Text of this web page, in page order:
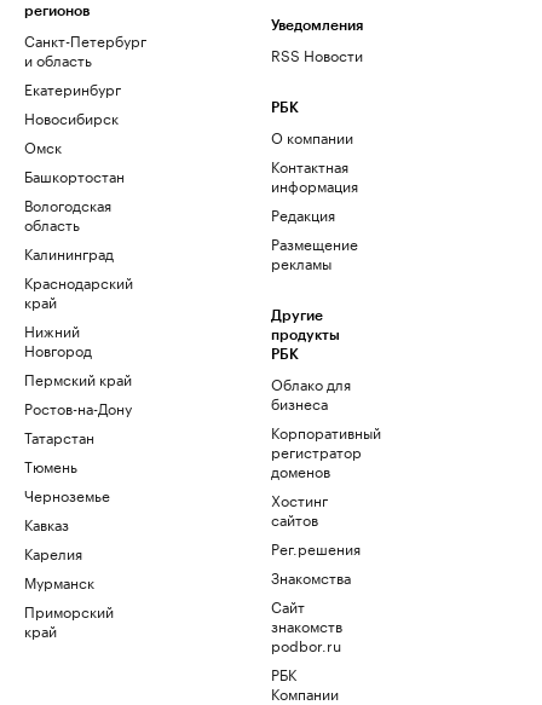
регионов
Санкт-Петербург
и область
Екатеринбург
Новосибирск
Омск
Башкортостан
Вологодская
область
Калининград
Краснодарский
край
Нижний
Новгород
Пермский край
Ростов-на-Дону
Татарстан
Тюмень
Черноземье
Кавказ
Карелия
Мурманск
Приморский
край
Уведомления
RSS Новости
РБК
О компании
Контактная
информация
Редакция
Размещение
рекламы
Другие
продукты
РБК
Облако для
бизнеса
Корпоративный
регистратор
доменов
Хостинг
сайтов
Рег.решения
Знакомства
Сайт
знакомств
podbor.ru
РБК
Компании